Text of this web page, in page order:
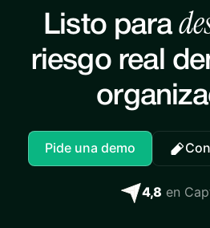
Listo para
riesgo real
Pide una demo
4,8 en